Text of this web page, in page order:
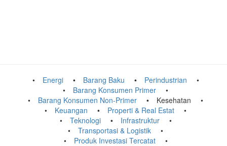
Energi Barang Baku
Perindustrian
Barang Konsumen Primer
Barang Konsumen Non-Primer
Kesehatan
Keuangan
Properti & Real Estat
Teknologi
Infrastruktur
Transportasi & Logistik
Produk Investasi Tercatat